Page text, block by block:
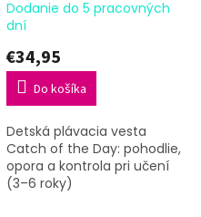
Dodanie do 5 pracovných
dní
€34,95
Do košíka
Detská plávacia vesta
Catch of the Day: pohodlie,
opora a kontrola pri učení
(3–6 roky)